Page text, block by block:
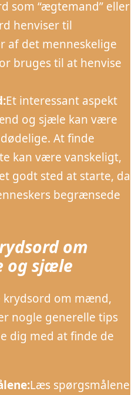
som “ægtemand” eller
henviser til
af det menneskelige
bruges til at henvise
Et interessant aspekt
og sjæle kan være
At finde
kan være vanskeligt,
godt sted at starte, da
begrænsede
om
og sjæle
krydsord om mænd,
nogle generelle tips
dig med at finde de
Læs spørgsmålene